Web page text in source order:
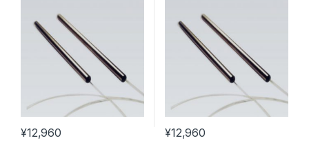
¥12,960 ¥12,960